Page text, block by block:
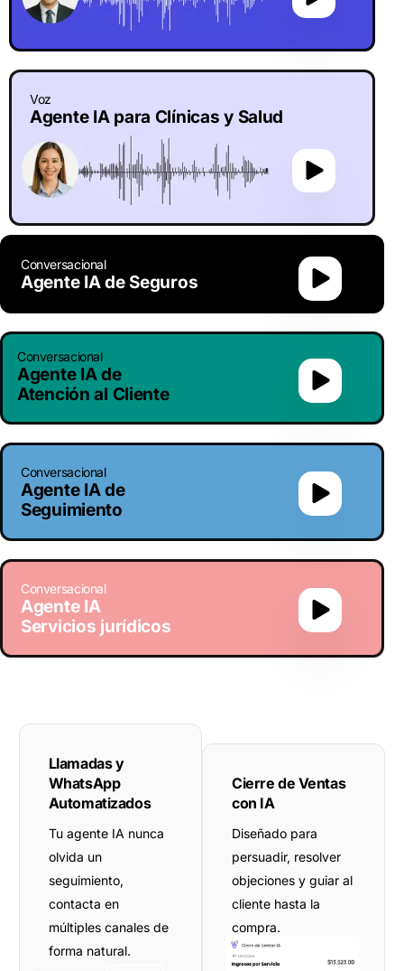
Voz
Agente IA para Clínicas y Salud
Conversacional
Agente IA de Seguros
Conversacional
Agente IA de
Atención al Cliente
Conversacional
Agente IA de
Seguimiento
Conversacional
Agente IA
Servicios jurídicos
Llamadas y
WhatsApp
Automatizados
Tu agente IA nunca
olvida un
seguimiento,
contacta en
múltiples canales de
forma natural.
Cierre de Ventas
con IA
Diseñado para
persuadir, resolver
objeciones y guiar al
cliente hasta la
compra.